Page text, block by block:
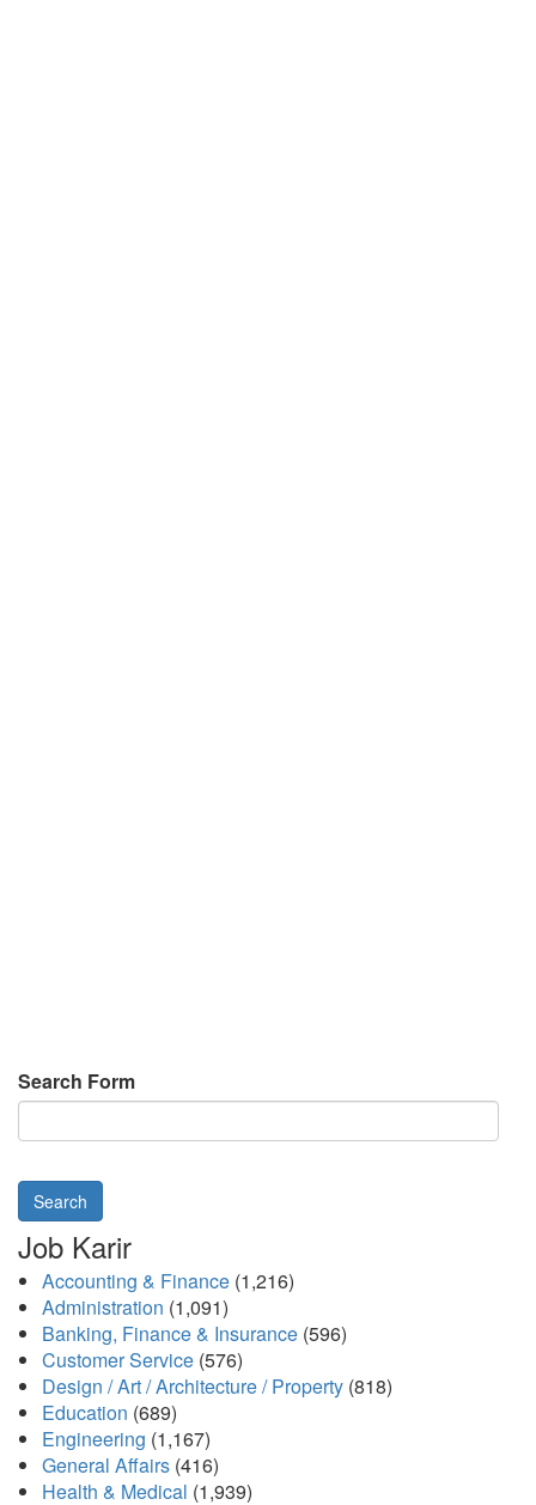
Search Form
Search
Job Karir
Accounting & Finance (1,216)
Administration (1,091)
Banking, Finance & Insurance (596)
Customer Service (576)
Design / Art / Architecture / Property (818)
Education (689)
Engineering (1,167)
General Affairs (416)
Health & Medical (1,939)